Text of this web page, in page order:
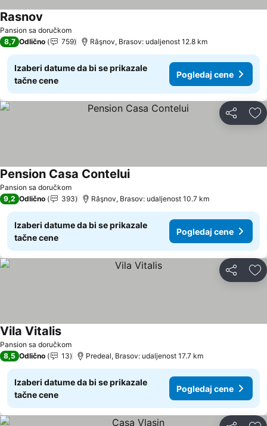
Pansion sa doručkom
Rasnov
8,7 Odlično 759 Râşnov, Brasov: udaljenost 12.8 km
Izaberi datume da bi se prikazale
tačne cene
Pogledaj cene
Deli
Pansion sa doručkom
Pension Casa Contelui
9,2 Odlično 393 Râşnov, Brasov: udaljenost 10.7 km
Izaberi datume da bi se prikazale
tačne cene
Pogledaj cene
Deli
Pansion sa doručkom
Vila Vitalis
8,5 Odlično 13 Predeal, Brasov: udaljenost 17.7 km
Izaberi datume da bi se prikazale
tačne cene
Pogledaj cene